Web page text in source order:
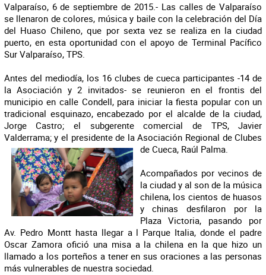
Valparaíso, 6 de septiembre de 2015.- Las calles de Valparaíso
se llenaron de colores, música y baile con la celebración del Día
del Huaso Chileno, que por sexta vez se realiza en la ciudad
puerto, en esta oportunidad con el apoyo de Terminal Pacífico
Sur Valparaíso, TPS.
Antes del mediodía, los 16 clubes de cueca participantes -14 de
la Asociación y 2 invitados- se reunieron en el frontis del
municipio en calle Condell, para iniciar la fiesta popular con un
tradicional esquinazo, encabezado por el alcalde de la ciudad,
Jorge Castro; el subgerente comercial de TPS, Javier
Valderrama; y el presidente de la Asociación Regional de Clubes
de Cueca, Raúl Palma.
Acompañados por vecinos de
la ciudad y al son de la música
chilena, los cientos de huasos
y chinas desfilaron por la
Plaza Victoria, pasando por
Av. Pedro Montt hasta llegar a l Parque Italia, donde el padre
Oscar Zamora ofició una misa a la chilena en la que hizo un
llamado a los porteños a tener en sus oraciones a las personas
más vulnerables de nuestra sociedad.